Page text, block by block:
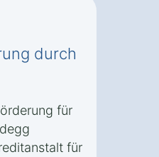
durch
für
für